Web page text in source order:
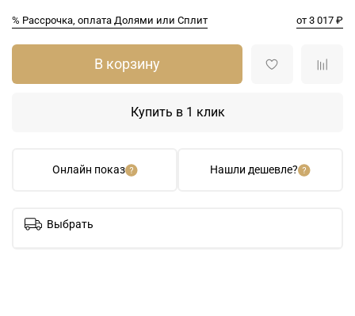
% Рассрочка, оплата Долями или Сплит от 3 017 ₽
Онлайн показ Нашли дешевле?
В корзину
Купить в 1 клик
Выбрать